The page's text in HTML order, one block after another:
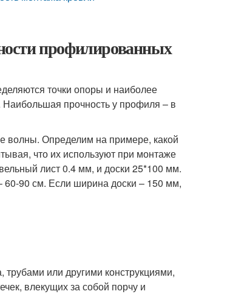
профилированных
точки опоры и наиболее
прочность у профиля – в
волны. Определим на примере, какой
что их используют при монтаже
лист 0.4 мм, и доски 25*100 мм.
60-90 см. Если ширина доски – 150 мм,
или другими конструкциями,
влекущих за собой порчу и